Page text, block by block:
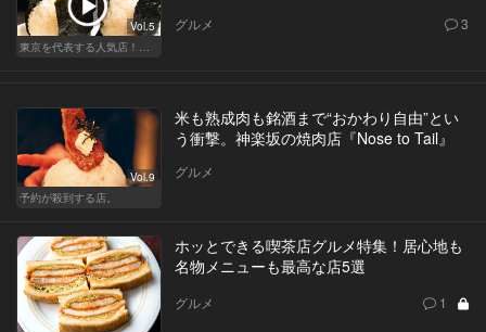
Vol.5
東京を代表する人気店！ほかほか絶品おにぎり
グルメ 3
Vol.9
予約が殺到する店。
米も熟成肉も銘酒まで“おかわり自由”とい
う衝撃。神楽坂の焼肉店『Nose to Tail』
グルメ
ホッとできる喫茶店グルメ特集！居心地も
名物メニューも最高な店5選
グルメ 1